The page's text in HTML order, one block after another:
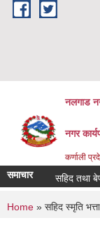
Skip to main content
नलगाड
नगर
कर्णाली
समाचार सहिद तथा बेपत्ता
You are
Home » सहिद स्मृति